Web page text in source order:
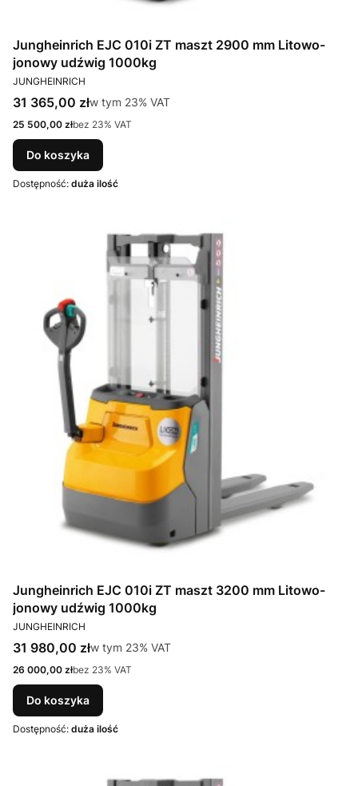
Jungheinrich EJC 010i ZT maszt 2900 mm Litowo-
jonowy udźwig 1000kg
PRODUCENT
JUNGHEINRICH
Cena brutto
31 365,00 złw tym %s VAT
w tym 23% VAT
Cena netto
25 500,00 złbez 23% VAT
Do koszyka
Dostępność: duża ilość
Jungheinrich EJC 010i ZT maszt 3200 mm Litowo-
jonowy udźwig 1000kg
PRODUCENT
JUNGHEINRICH
Cena brutto
31 980,00 złw tym %s VAT
w tym 23% VAT
Cena netto
26 000,00 złbez 23% VAT
Do koszyka
Dostępność: duża ilość